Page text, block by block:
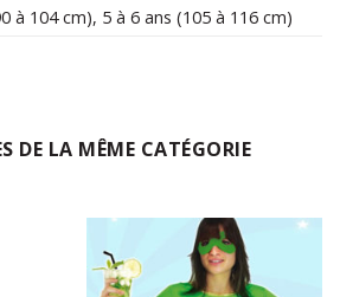
à 104 cm), 5 à 6 ans (105 à 116 cm)
DE LA MÊME CATÉGORIE